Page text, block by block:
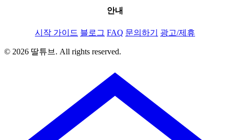
안내
시작 가이드 블로그 FAQ 문의하기 광고/제휴
© 2026 딸튜브. All rights reserved.